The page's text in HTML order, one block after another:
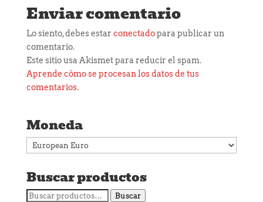
Enviar comentario
Lo siento, debes estar conectadopara publicar un
comentario.
Este sitio usa Akismet para reducir el spam.
Aprende cómo se procesan los datos de tus
comentarios.
Moneda
Buscar productos
Buscar
Buscar